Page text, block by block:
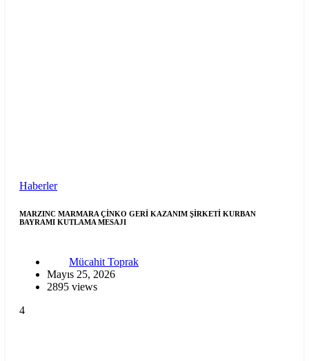
Haberler
MARZINC MARMARA ÇİNKO GERİ KAZANIM ŞİRKETİ KURBAN
BAYRAMI KUTLAMA MESAJI
Mücahit Toprak
Mayıs 25, 2026
2895 views
4